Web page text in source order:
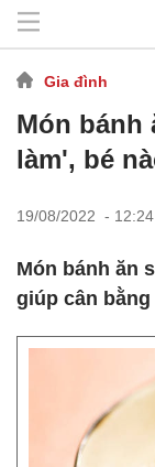
Gia đình
Món bánh
làm', bé
19/08/2022 - 12:24
Món bánh ăn
giúp cân